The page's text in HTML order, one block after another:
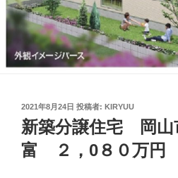
投
稿
日:
2021年8月24日 投稿者: KIRYUU
新築分譲住宅 岡山
富 ２，0８０万円